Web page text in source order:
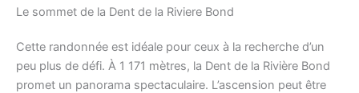
Le sommet de la Dent de la Riviere Bond
Cette randonnée est idéale pour ceux à la recherche d’un
peu plus de défi. À 1 171 mètres, la Dent de la Rivière Bond
promet un panorama spectaculaire. L’ascension peut être